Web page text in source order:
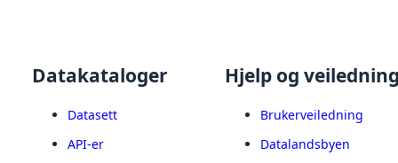
Datakataloger
Datasett
API-er
Hjelp og
Brukerveiledning
Datalandsbyen